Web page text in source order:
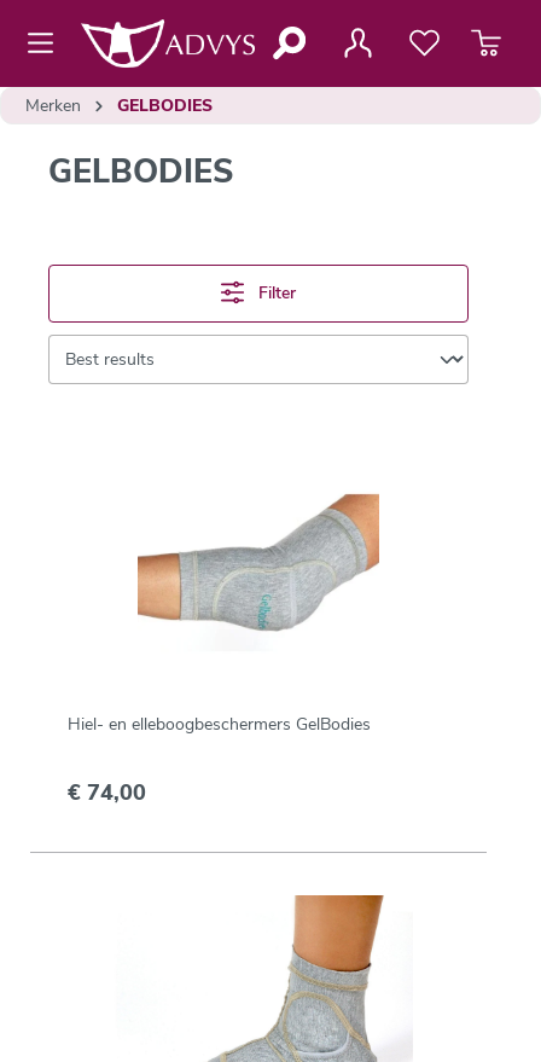
hoofdinhoud
Merken GELBODIES
GELBODIES
Filter
Hiel- en elleboogbeschermers GelBodies
€ 74,00